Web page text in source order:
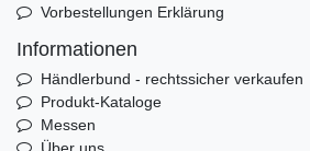
Vorbestellungen Erklärung
Informationen
Händlerbund - rechtssicher verkaufen
Produkt-Kataloge
Messen